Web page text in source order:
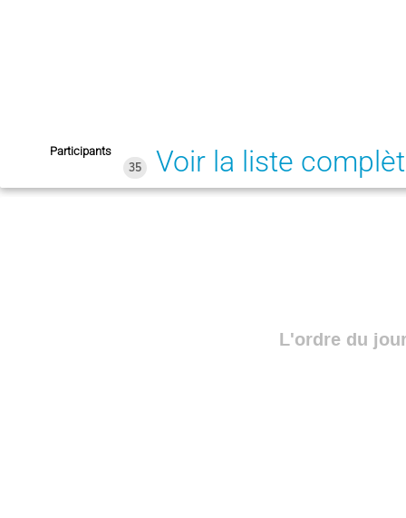
Participants
35
Voir la liste
L'ordre du